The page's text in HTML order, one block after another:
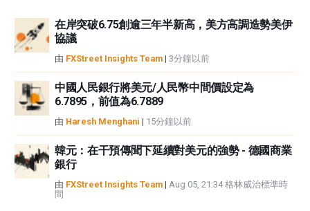
在岸突破6.75創逾三年半新高，美方高調造勢美伊
協議
由 FXStreet Insights Team | 3分鐘以前
中國人民銀行將美元/人民幣中間價設定為
6.7895，前值為6.7889
由 Haresh Menghani | 15分鐘以前
韓元：在干預傳聞下延續對美元的強勢 - 德國商業
銀行
由 FXStreet Insights Team | Aug 05, 21:34 格林威治標準時
間